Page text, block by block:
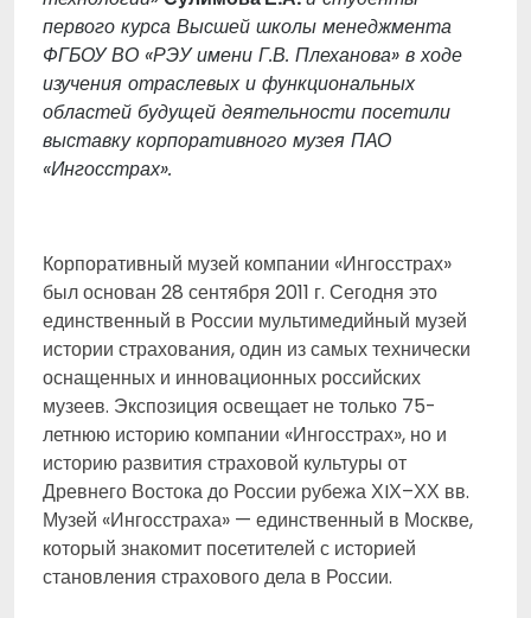
первого курса Высшей школы менеджмента
ФГБОУ ВО «РЭУ имени Г.В. Плеханова» в ходе
изучения отраслевых и функциональных
областей будущей деятельности посетили
выставку корпоративного музея ПАО
«Ингосстрах».
Корпоративный музей компании «Ингосстрах»
был основан 28 сентября 2011 г. Сегодня это
единственный в России мультимедийный музей
истории страхования, один из самых технически
оснащенных и инновационных российских
музеев. Экспозиция освещает не только 75-
летнюю историю компании «Ингосстрах», но и
историю развития страховой культуры от
Древнего Востока до России рубежа ХIХ–ХХ вв.
Музей «Ингосстраха» — единственный в Москве,
который знакомит посетителей с историей
становления страхового дела в России.